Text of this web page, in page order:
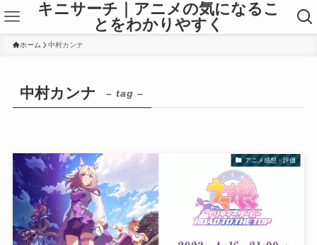
キニサーチ｜アニメの気になるこ
とをわかりやすく
ホーム 中村カンナ
中村カンナ – tag –
アニメ感想・評価